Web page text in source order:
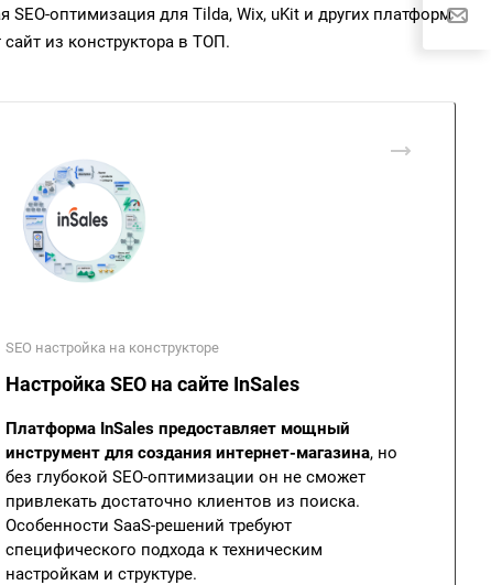
SEO-оптимизация для Tilda, Wix, uKit и других платформ
из конструктора в ТОП.
SEO настройка на конструкторе
Настройка SEO на сайте InSales
Платформа InSales предоставляет мощный
инструмент для создания интернет-магазина, но
без глубокой SEO-оптимизации он не сможет
привлекать достаточно клиентов из поиска.
Особенности SaaS-решений требуют
специфического подхода к техническим
настройкам и структуре.